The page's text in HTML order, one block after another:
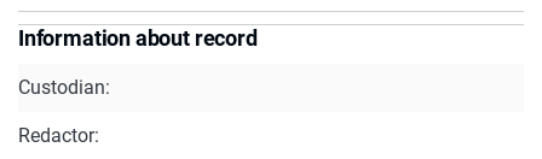
Information about record
Custodian:
Redactor: